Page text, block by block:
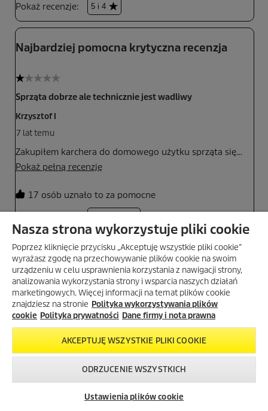
sklepie
internetowym
Nasza strona wykorzystuje pliki cookie
Poprzez kliknięcie przycisku „Akceptuję wszystkie pliki cookie”
wyrażasz zgodę na przechowywanie plików cookie na swoim
urządzeniu w celu usprawnienia korzystania z nawigacji strony,
analizowania wykorzystania strony i wsparcia naszych działań
marketingowych. Więcej informacji na temat plików cookie
znajdziesz na stronie Polityka wykorzystywania plików
cookie Polityka prywatności Dane firmy i nota prawna
AKCEPTUJĘ WSZYSTKIE PLIKI COOKIE
ODRZUCENIE WSZYSTKICH
Ustawienia plików cookie